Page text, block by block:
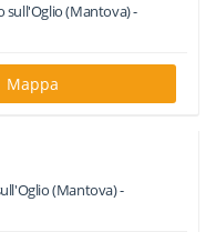
sull'Oglio(Mantova) -
Mappa
(Mantova) -